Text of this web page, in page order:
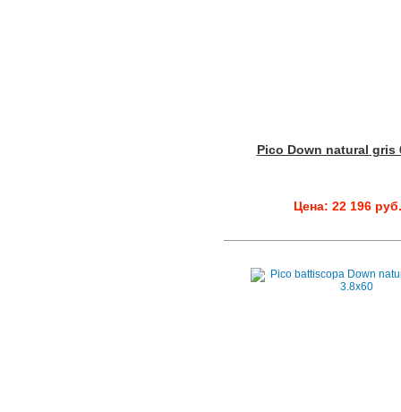
Pico Down natural gris
Цена: 22 196 руб.